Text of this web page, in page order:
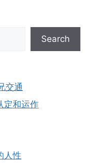
Search
交通
定和运作
人性